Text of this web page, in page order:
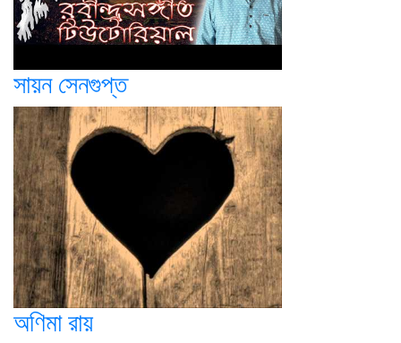
সায়ন সেনগুপ্ত
অণিমা রায়